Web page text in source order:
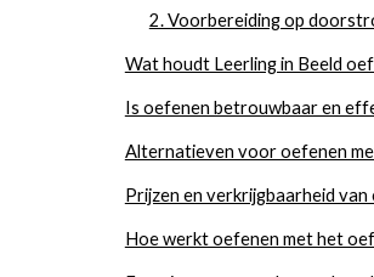
2. Voorbereiding op
Wat houdt Leerling in Beeld
Is oefenen betrouwbaar en
Alternatieven voor oefenen
Prijzen en verkrijgbaarheid
Hoe werkt oefenen met het